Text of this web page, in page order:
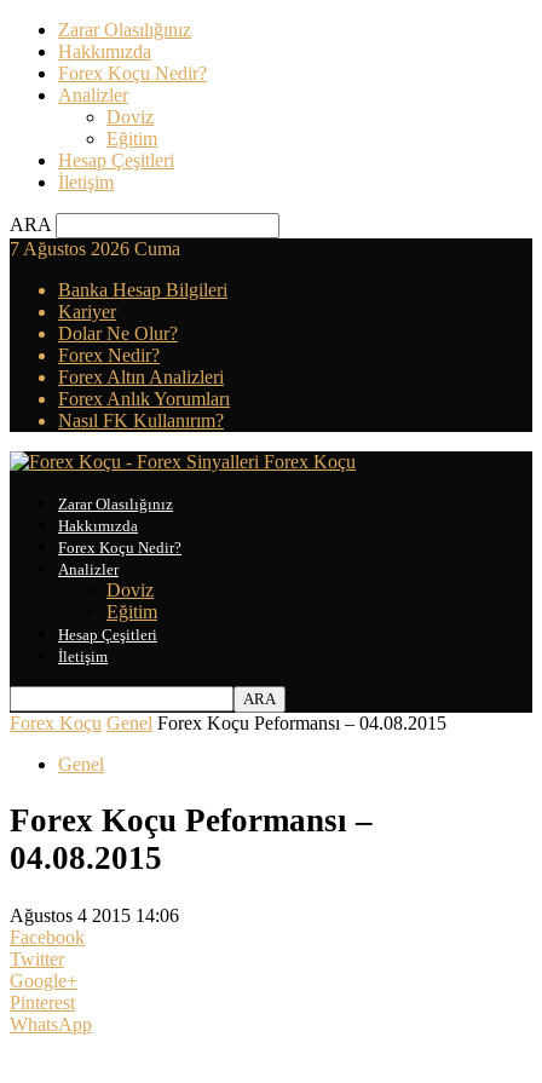
Zarar Olasılığınız
Hakkımızda
Forex Koçu Nedir?
Analizler
Doviz
Eğitim
Hesap Çeşitleri
İletişim
ARA
7 Ağustos 2026 Cuma
Banka Hesap Bilgileri
Kariyer
Dolar Ne Olur?
Forex Nedir?
Forex Altın Analizleri
Forex Anlık Yorumları
Nasıl FK Kullanırım?
Forex Koçu
Zarar Olasılığınız
Hakkımızda
Forex Koçu Nedir?
Analizler
Doviz
Eğitim
Hesap Çeşitleri
İletişim
Forex Koçu Genel Forex Koçu Peformansı – 04.08.2015
Genel
Forex Koçu Peformansı –
04.08.2015
Ağustos 4 2015 14:06
Facebook
Twitter
Google+
Pinterest
WhatsApp